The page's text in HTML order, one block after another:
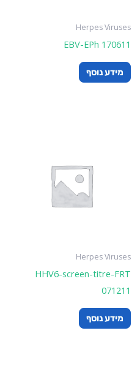
Herpes Viruses
EBV-EPh 170611
מידע נוסף
Herpes Viruses
HHV6-screen-titre-FRT
071211
מידע נוסף